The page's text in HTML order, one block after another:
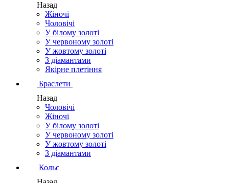
Назад
Жіночі
Чоловічі
У білому золоті
У червоному золоті
У жовтому золоті
З діамантами
Якірне плетіння
Браслети
Назад
Чоловічі
Жіночі
У білому золоті
У червоному золоті
У жовтому золоті
З діамантами
Кольє